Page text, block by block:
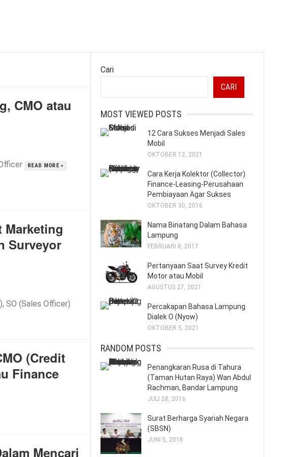
CMO atau
READ MORE »
Marketing
Surveyor
SO (Sales Officer)
(Credit
Finance
Mencari
Cari
CARI
MOST VIEWED POSTS
12 Cara Sukses Menjadi Sales
Mobil
OKTOBER 12, 2021
Cara Kerja Kolektor (Collector)
Finance-Leasing-Perusahaan
Pembiayaan Agar Sukses
OKTOBER 30, 2016
Nama Binatang Dalam Bahasa
Lampung
FEBRUARI 8, 2017
Pertanyaan Saat Survey Kredit
Motor atau Mobil
AGUSTUS 27, 2021
Percakapan Bahasa Lampung
Dialek O (Nyow)
OKTOBER 5, 2021
RANDOM POSTS
Penangkaran Rusa di Tahura
(Taman Hutan Raya) Wan Abdul
Rachman, Bandar Lampung
JULI 28, 2016
Surat Berharga Syariah Negara
(SBSN)
JUNI 5, 2018